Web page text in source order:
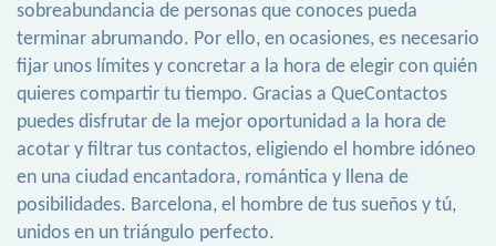
sobreabundancia de personas que conoces pueda
terminar abrumando. Por ello, en ocasiones, es necesario
fijar unos límites y concretar a la hora de elegir con quién
quieres compartir tu tiempo. Gracias a QueContactos
puedes disfrutar de la mejor oportunidad a la hora de
acotar y filtrar tus contactos, eligiendo el hombre idóneo
en una ciudad encantadora, romántica y llena de
posibilidades. Barcelona, el hombre de tus sueños y tú,
unidos en un triángulo perfecto.